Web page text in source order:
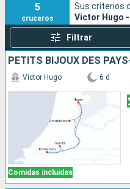
5
cruceros
Sus criterios
Victor Hugo
Filtrar
Comidas incluidas
Victor Hugo 6 d